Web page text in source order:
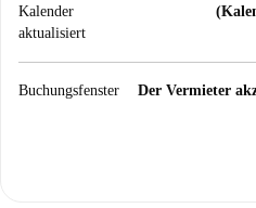
Kalender
aktualisiert
Buchungsfenster
Der Vermieter